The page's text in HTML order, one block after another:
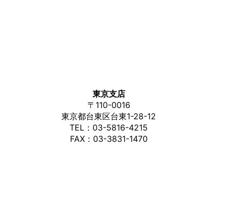
東京支店
〒 110-0016
東京都台東区台東1-28-12
TEL： 03-5816-4215
FAX：03-3831-1470